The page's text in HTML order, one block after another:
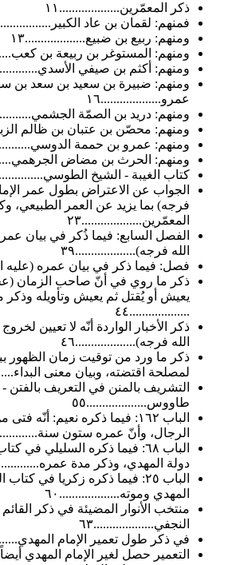
ذكر المعمّرين...................١١
فمنهم: لقمان بن عاد الكبير...................١١
ومنهم: ربيع بن ضبيع...................١٣
ومنهم: المستوغر بن ربيعة بن
ومنهم: أكثم بن صيفي الأسدي...................١٤
ومنهم: ضبيرة بن سعيد بن سعد بن سهم بن
عمرو...................١٦
ومنهم: دريد بن الصمّة الجشمي...................١٧
ومنهم: محصّن بن عتبان بن ظالم
ومنهم: عمرو بن حممة الدوسي...................١٧
ومنهم: الحرث بن مضاض
كتاب الغيبة - الشيخ الطوسي...................٢١
الجواب عن الاعتراض بطول عمر الإمام
فرجه) بما يزيد عن العمر الطبيعي، وكونه
المعمّرين...................٢٣
الفصل السابع: فيما ذُكر في بيان عمر
الله فرجه)...................٣٩
فصل: فيما ذكر في بيان عمره (عليه
ذكر ما روي في أنّ صاحب الزمان (عجَّل
يعيش أو يُقتل ثم يعيش وتأويله وذكر
...................٤٤
ذكر الأخبار الواردة أنّه لا تعيين لخروج
الله فرجه)...................٤٦
ذكر ما ورد من توقيت زمان الظهور ببعض
لمصلحة اقتضته، وبيان معنى
التشريف بالمنن في التعريف بالفتن - السيد
طاووس...................٥٥
الباب ١٦٢: فيما ذكره نعيم: أنّه فتى
الرجال، وأنّ عمره ستون سنة...................٥٧
الباب ٦٨: فيما ذكره السليلي في كتاب
دولة المهدي، وذكر مدة عمره...................٥٩
الباب ٢٥: فيما ذكره زكريا في كتاب
المهدي وموته...................٦٠
منتخب الأنوار المضيئة في ذكر القائم
النجفي...................٦٣
في ذكر طول تعمير الإمام
التعمير حصل لغير الإمام المهدي